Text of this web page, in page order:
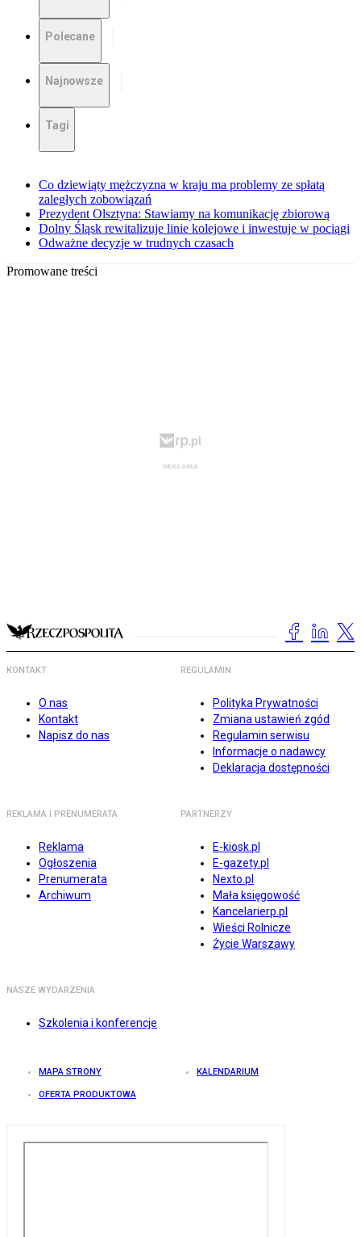
Polecane
Najnowsze
Tagi
Co dziewiąty mężczyzna w kraju ma problemy ze spłatą
zaległych zobowiązań
Prezydent Olsztyna: Stawiamy na komunikację zbiorową
Dolny Śląsk rewitalizuje linie kolejowe i inwestuje w pociągi
Odważne decyzje w trudnych czasach
Promowane treści
KONTAKT
O nas
Kontakt
Napisz do nas
REGULAMIN
Polityka Prywatności
Zmiana ustawień zgód
Regulamin serwisu
Informacje o nadawcy
Deklaracja dostępności
REKLAMA I PRENUMERATA
Reklama
Ogłoszenia
Prenumerata
Archiwum
PARTNERZY
E-kiosk.pl
E-gazety.pl
Nexto.pl
Mała księgowość
Kancelarierp.pl
Wieści Rolnicze
Życie Warszawy
NASZE WYDARZENIA
Szkolenia i konferencje
MAPA STRONY KALENDARIUM
OFERTA PRODUKTOWA